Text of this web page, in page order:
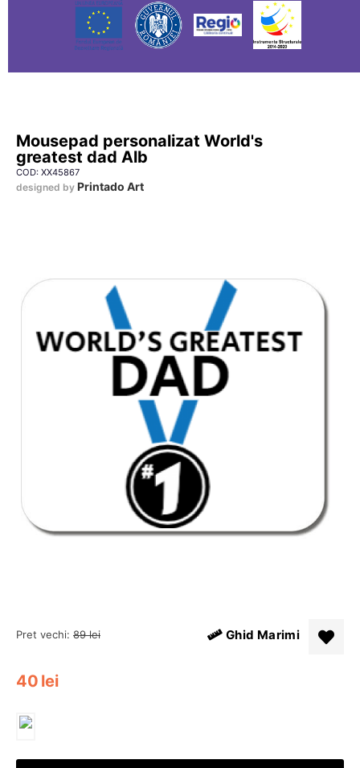
Mousepad personalizat World's
greatest dad Alb
COD: XX45867
designed by Printado Art
Pret vechi: 89 lei
40 lei
Ghid Marimi